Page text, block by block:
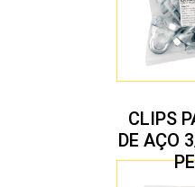
CLIPS
DE AÇO